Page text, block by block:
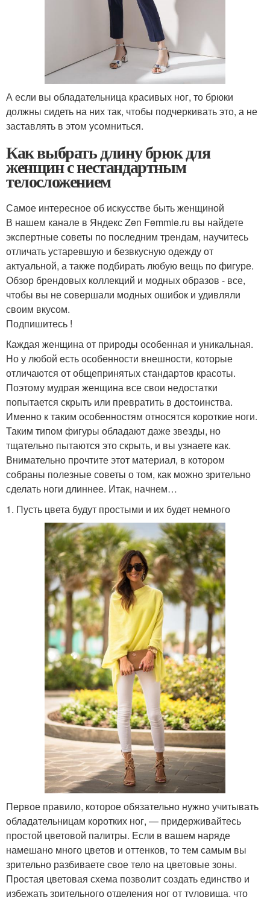
А если вы обладательница красивых ног, то брюки
должны сидеть на них так, чтобы подчеркивать это, а не
заставлять в этом усомниться.
Как выбрать длину брюк для
женщин с нестандартным
телосложением
Самое интересное об искусстве быть женщиной
В нашем канале в Яндекс Zen Femmie.ru вы найдете
экспертные советы по последним трендам, научитесь
отличать устаревшую и безвкусную одежду от
актуальной, а также подбирать любую вещь по фигуре.
Обзор брендовых коллекций и модных образов - все,
чтобы вы не совершали модных ошибок и удивляли
своим вкусом.
Подпишитесь !
Каждая женщина от природы особенная и уникальная.
Но у любой есть особенности внешности, которые
отличаются от общепринятых стандартов красоты.
Поэтому мудрая женщина все свои недостатки
попытается скрыть или превратить в достоинства.
Именно к таким особенностям относятся короткие ноги.
Таким типом фигуры обладают даже звезды, но
тщательно пытаются это скрыть, и вы узнаете как.
Внимательно прочтите этот материал, в котором
собраны полезные советы о том, как можно зрительно
сделать ноги длиннее. Итак, начнем…
1. Пусть цвета будут простыми и их будет немного
Первое правило, которое обязательно нужно учитывать
обладательницам коротких ног, — придерживайтесь
простой цветовой палитры. Если в вашем наряде
намешано много цветов и оттенков, то тем самым вы
зрительно разбиваете свое тело на цветовые зоны.
Простая цветовая схема позволит создать единство и
избежать зрительного отделения ног от туловища, что